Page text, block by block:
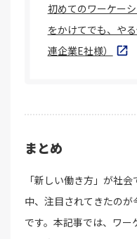
初めてのワーケー
をかけてでも、や
連企業E社様）
まとめ
「新しい働き方」が社
中、注目されてきたのが
です。本記事では、ワ